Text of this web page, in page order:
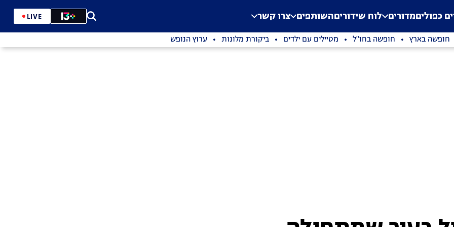
Application error: a
. כפוליםמדורים לוח שידוריםהשותפים צרו קשר LIVE
חופשה בארץ חופשה בחו"ל מטיילים עם ילדים ביקורת מלונות ערוץ הנופש